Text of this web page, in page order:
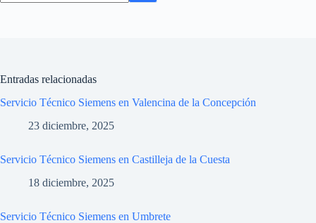
Entradas relacionadas
Servicio Técnico Siemens en Valencina de la Concepción
23 diciembre, 2025
Servicio Técnico Siemens en Castilleja de la Cuesta
18 diciembre, 2025
Servicio Técnico Siemens en Umbrete